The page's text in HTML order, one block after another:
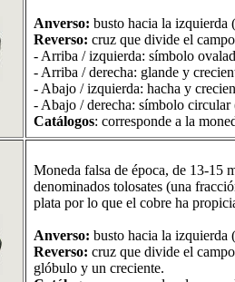
Anverso: busto hacia la izquierda
Reverso: cruz que divide el
- Arriba / izquierda: símbolo
- Arriba / derecha: glande y
- Abajo / izquierda: hacha y
- Abajo / derecha: símbolo circular
Catálogos: corresponde a la
Moneda falsa de época, de 13-15
denominados tolosates (una
plata por lo que el cobre ha
Anverso: busto hacia la izquierda
Reverso: cruz que divide el
glóbulo y un creciente.